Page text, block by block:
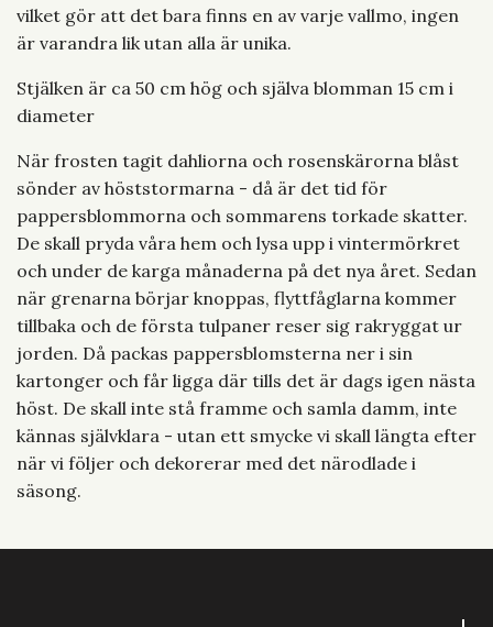
vilket gör att det bara finns en av varje vallmo, ingen
är varandra lik utan alla är unika.
Stjälken är ca 50 cm hög och själva blomman 15 cm i
diameter
När frosten tagit dahliorna och rosenskärorna blåst
sönder av höststormarna - då är det tid för
pappersblommorna och sommarens torkade skatter.
De skall pryda våra hem och lysa upp i vintermörkret
och under de karga månaderna på det nya året. Sedan
när grenarna börjar knoppas, flyttfåglarna kommer
tillbaka och de första tulpaner reser sig rakryggat ur
jorden. Då packas pappersblomsterna ner i sin
kartonger och får ligga där tills det är dags igen nästa
höst. De skall inte stå framme och samla damm, inte
kännas självklara - utan ett smycke vi skall längta efter
när vi följer och dekorerar med det närodlade i
säsong.